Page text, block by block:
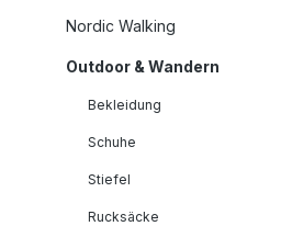
Nordic Walking
Outdoor & Wandern
Bekleidung
Schuhe
Stiefel
Rucksäcke